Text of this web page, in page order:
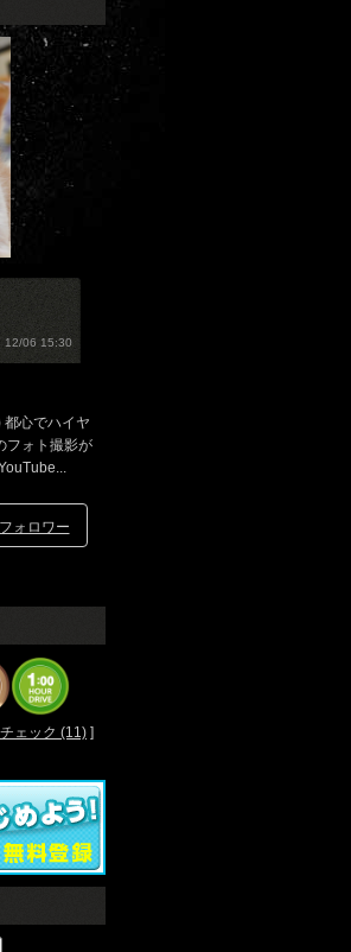
12/06 15:30
心でハイヤ
フォト撮影が
ォロワー
ェック (11) ]